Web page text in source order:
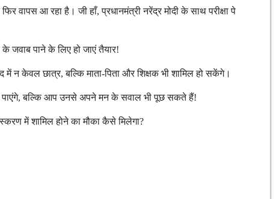
वापस आ रहा है। जी हाँ, प्रधानमंत्री नरेंद्र मोदी के साथ परीक्षा पे
जवाब पाने के लिए हो जाएं तैयार!
न केवल छात्र, बल्कि माता-पिता और शिक्षक भी शामिल हो सकेंगे।
बल्कि आप उनसे अपने मन के सवाल भी पूछ सकते हैं!
में शामिल होने का मौका कैसे मिलेगा?